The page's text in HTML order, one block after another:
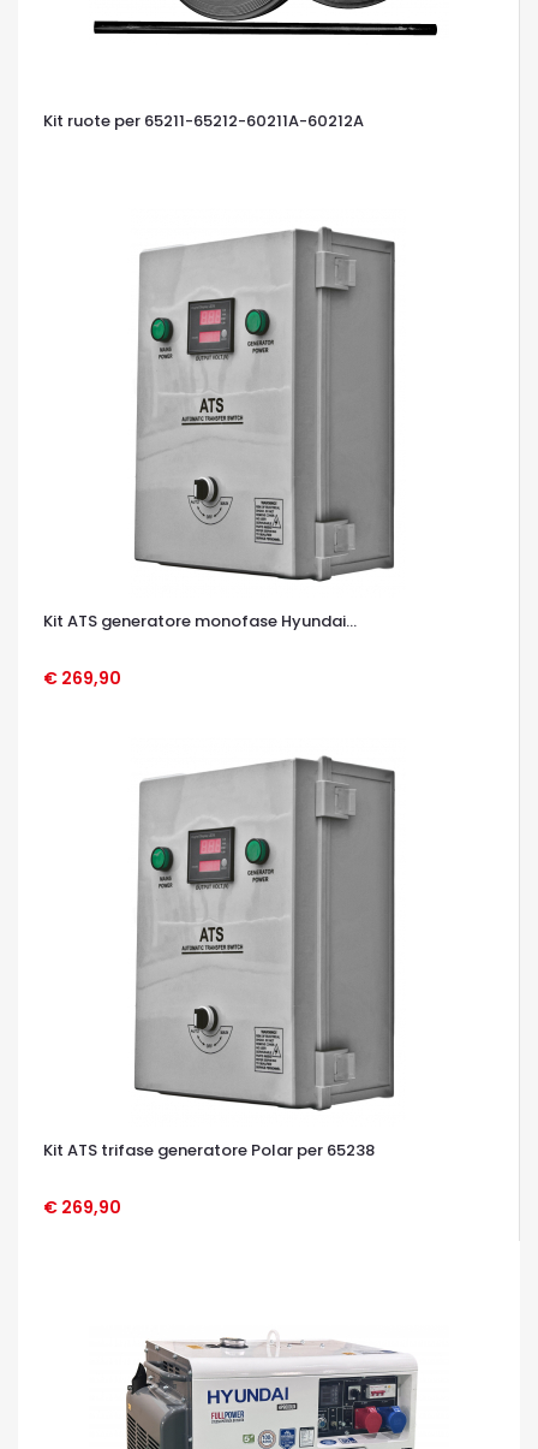
Kit ruote per 65211-65212-60211A-60212A
Kit ATS generatore monofase Hyundai...
€ 269,90
OCCHIATA VELOCE
Kit ATS trifase generatore Polar per 65238
€ 269,90
OCCHIATA VELOCE